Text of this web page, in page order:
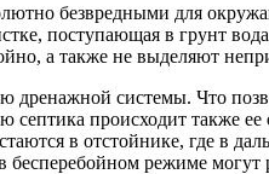
безвредными для
поступающая в грунт
а также не выделяют
системы. Что
происходит также
в отстойнике, где в
режиме могут